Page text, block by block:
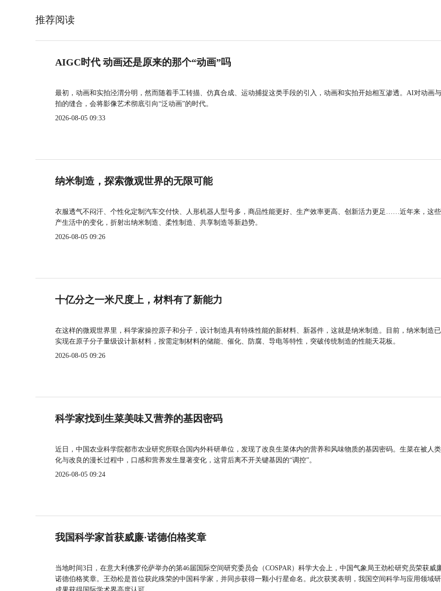
推荐阅读
AIGC时代 动画还是原来的那个“动画”吗
最初，动画和实拍泾渭分明，然而随着手工转描、仿真合成、运动捕捉这类手段的引入，动画和实拍开始相互渗透。AI对动画
拍的缝合，会将影像艺术彻底引向“泛动画”的时代。
2026-08-05 09:33
纳米制造，探索微观世界的无限可能
衣服透气不闷汗、个性化定制汽车交付快、人形机器人型号多，商品性能更好、生产效率更高、创新活力更足……近年来，这
产生活中的变化，折射出纳米制造、柔性制造、共享制造等新趋势。
2026-08-05 09:26
十亿分之一米尺度上，材料有了新能力
在这样的微观世界里，科学家操控原子和分子，设计制造具有特殊性能的新材料、新器件，这就是纳米制造。目前，纳米制造
实现在原子分子量级设计新材料，按需定制材料的储能、催化、防腐、导电等特性，突破传统制造的性能天花板。
2026-08-05 09:26
科学家找到生菜美味又营养的基因密码
近日，中国农业科学院都市农业研究所联合国内外科研单位，发现了改良生菜体内的营养和风味物质的基因密码。生菜在被人
化与改良的漫长过程中，口感和营养发生显著变化，这背后离不开关键基因的“调控”。
2026-08-05 09:24
我国科学家首获威廉·诺德伯格奖章
当地时间3日，在意大利佛罗伦萨举办的第46届国际空间研究委员会（COSPAR）科学大会上，中国气象局王劲松研究员荣获威
诺德伯格奖章。王劲松是首位获此殊荣的中国科学家，并同步获得一颗小行星命名。此次获奖表明，我国空间科学与应用领域